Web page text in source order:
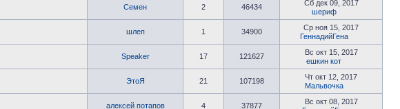
Семен 2 46434
Сб дек 09, 2017
шериф
шлеп 1 34900
Ср ноя 15, 2017
ГеннадийГена
Speaker 17 121627
Вс окт 15, 2017
ешкин кот
ЭтоЯ 21 107198
Чт окт 12, 2017
Мальвочка
алексей потапов 4 37877
Вс окт 08, 2017